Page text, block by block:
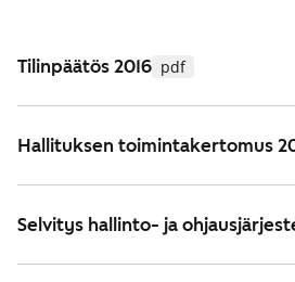
Tilinpäätös 2016 pdf
Hallituksen toimintakertomus
Selvitys hallinto- ja